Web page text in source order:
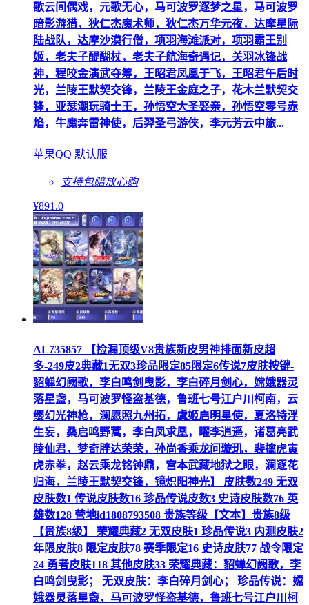
歌云间偶戏，元歌无心，马可波罗逐梦之星，马可波罗
暗影游猎，狄仁杰魔术师，狄仁杰万华元夜，达摩星际
陆战队，达摩沙漠行僧，项羽海滩派对，项羽霸王别
姬，老夫子醍醐杖，老夫子航海奇遇记，关羽冰锋战
神，程咬金演武夺筹，王昭君凤凰于飞，王昭君午后时
光，兰陵王默契交锋，兰陵王金庭之子，花木兰默契交
锋，亚瑟潮玩骑士王，孙悟空大圣娶亲，孙悟空零号赤
焰，牛魔奔雷神使，后羿圣弓游侠，李元芳云中旅...
苹果QQ 默认服
支持包赔放心购
¥891 .0
AL735857 【捡漏顶级V8贵族新皮男神排面新皮超
多-249皮2典藏1无双3珍品限定85限定6传说7皮肤按键-
貂蝉幻阙歌，李白鸣剑曳影，李白碎月剑心，嫦娥器灵
落星盏，马可波罗怪盗基德，鲁班七号江户川柯南，云
缨幻光神枪，澜愿照九州拓，虞姬启明星使，夏洛特浮
生妄，桑启鸣野蒿，李白凤求凰，曜李逍遥，诸葛亮武
陵仙君，梦奇胖达荣荣，孙尚香乘龙问璇玑，裴擒虎寅
虎赤拳，赵云乘龙铭钟鼎，宫本武藏地狱之眼，澜逐花
归海，兰陵王默契交锋，镜炽阳神光】 皮肤数249 无双
皮肤数1 传说皮肤数16 珍品传说皮数3 史诗皮肤数76 英
雄数128 营地id1808793508 贵族等级【文本】贵族8级
【贵族8级】 荣耀典藏2 无双皮肤1 珍品传说3 内测皮肤2
年限皮肤8 限定皮肤78 赛季限定16 史诗皮肤77 战令限定
24 勇者皮肤118 其他皮肤33 荣耀典藏：貂蝉幻阙歌，李
白鸣剑曳影； 无双皮肤：李白碎月剑心； 珍品传说：嫦
娥器灵落星盏，马可波罗怪盗基德，鲁班七号江户川柯